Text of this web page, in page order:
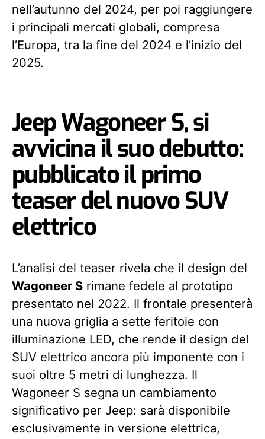
nell’autunno del 2024, per poi raggiungere
i principali mercati globali, compresa
l’Europa, tra la fine del 2024 e l’inizio del
2025.
Jeep Wagoneer S, si
avvicina il suo debutto:
pubblicato il primo
teaser del nuovo SUV
elettrico
L’analisi del teaser rivela che il design del
Wagoneer S rimane fedele al prototipo
presentato nel 2022. Il frontale presenterà
una nuova griglia a sette feritoie con
illuminazione LED, che rende il design del
SUV elettrico ancora più imponente con i
suoi oltre 5 metri di lunghezza. Il
Wagoneer S segna un cambiamento
significativo per Jeep: sarà disponibile
esclusivamente in versione elettrica,